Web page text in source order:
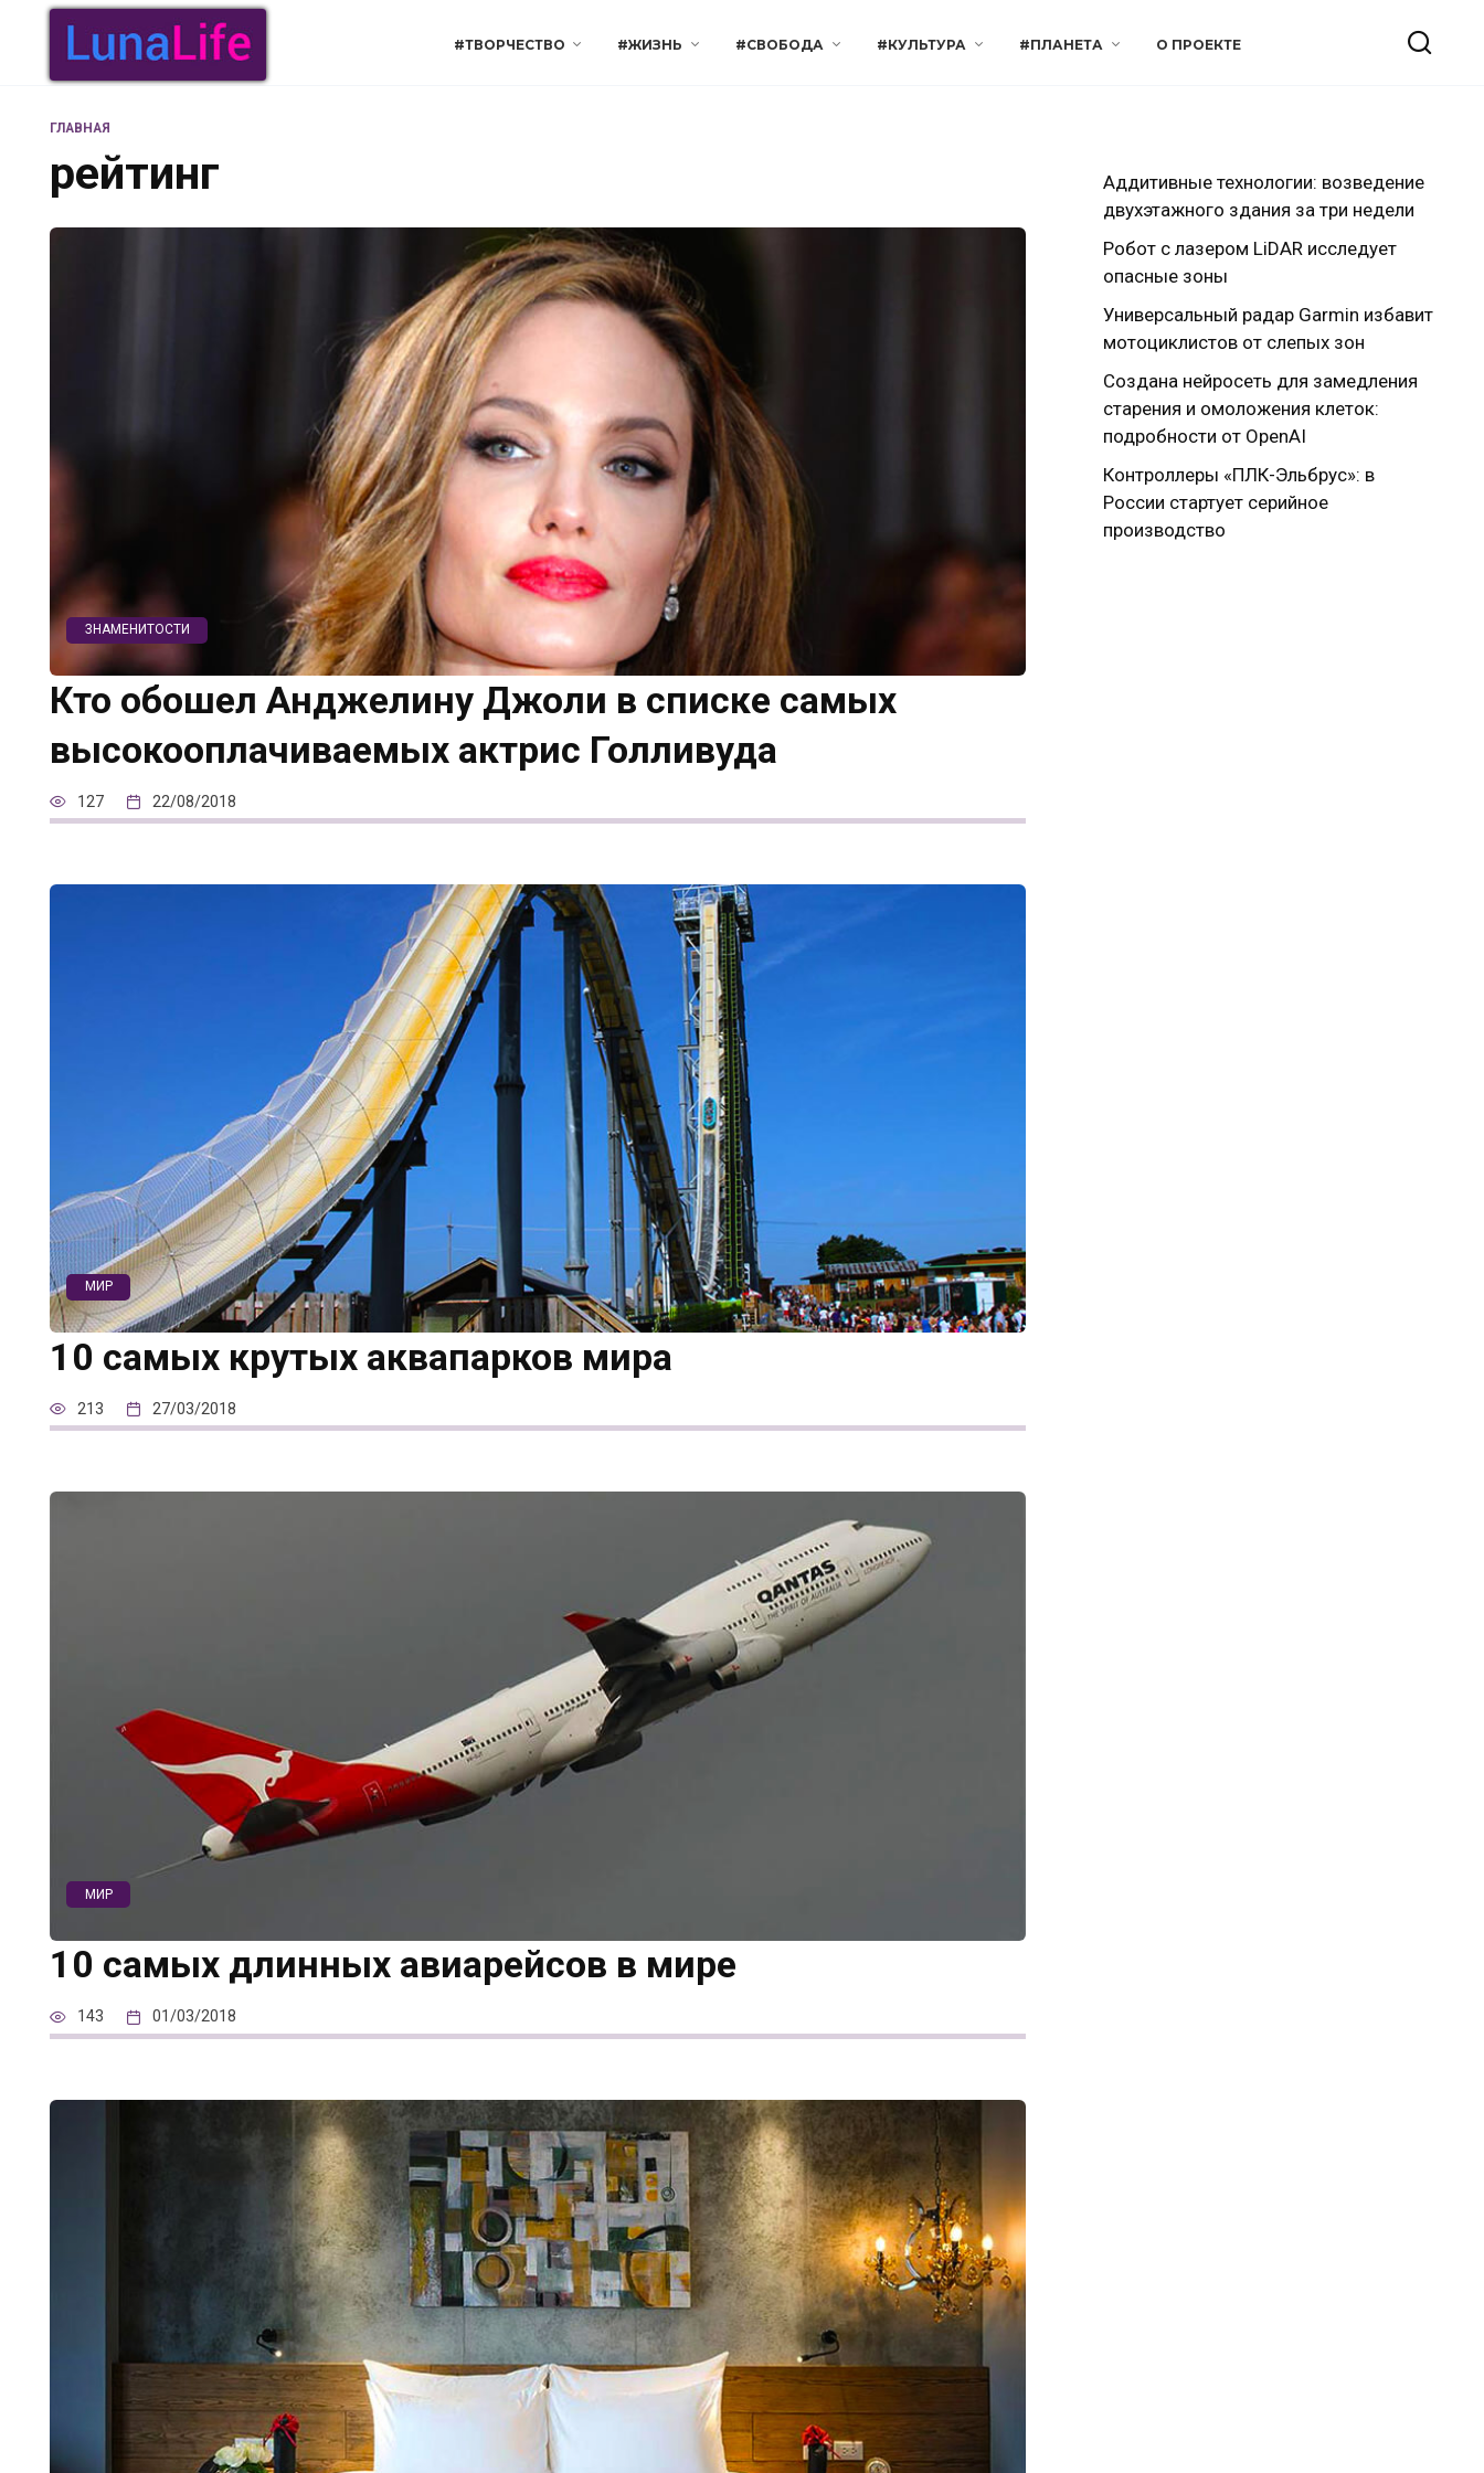
Перейти
содержанию
#ТВОРЧЕСТВО #ЖИЗНЬ #СВОБОДА #КУЛЬТУРА #ПЛАНЕТА О ПРОЕКТЕ
ГЛАВНАЯ
рейтинг
ЗНАМЕНИТОСТИ
Кто обошел Анджелину Джоли в списке самых
высокооплачиваемых актрис Голливуда
127 22/08/2018
МИР
10 самых крутых аквапарков мира
213 27/03/2018
МИР
10 самых длинных авиарейсов в мире
143 01/03/2018
Аддитивные технологии: возведение
двухэтажного здания за три недели
Робот с лазером LiDAR исследует
опасные зоны
Универсальный радар Garmin избавит
мотоциклистов от слепых зон
Создана нейросеть для замедления
старения и омоложения клеток:
подробности от OpenAI
Контроллеры «ПЛК-Эльбрус»: в
России стартует серийное
производство